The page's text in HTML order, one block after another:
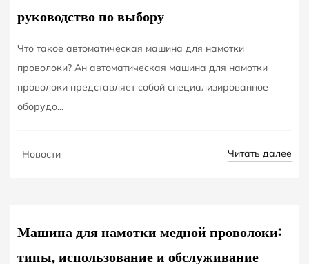
руководство по выбору
Что такое автоматическая машина для намотки
проволоки? Ан автоматическая машина для намотки
проволоки представляет собой специализированное
оборудо...
Новости Читать далее
24
Машина для намотки медной проволоки:
типы, использование и обслуживание